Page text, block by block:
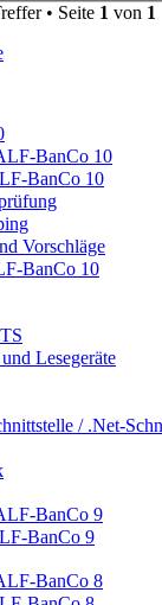
• Seite 1 von 1
BanCo 10
BanCo 10
Vorschläge
BanCo 10
Lesegeräte
/ .Net-
BanCo 9
BanCo 9
BanCo 8